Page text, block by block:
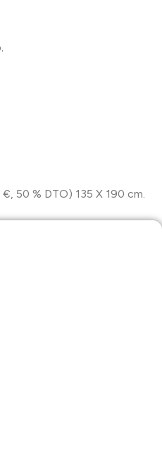
50 % DTO) 135 X 190 cm.